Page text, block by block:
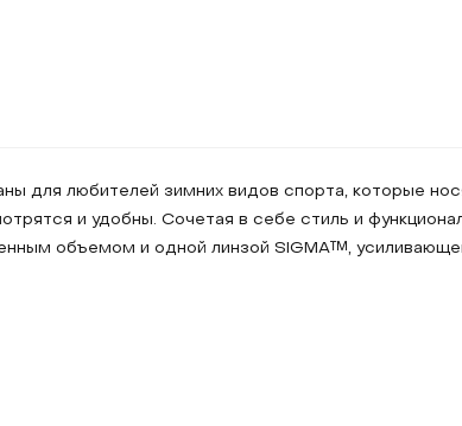
для любителей зимних видов спорта, которые
и удобны. Сочетая в себе стиль и
объемом и одной линзой SIGMA™,